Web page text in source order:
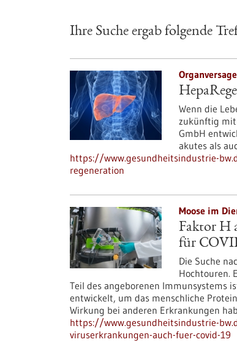
Ihre Suche ergab folgende
Wenn die
zukünftig mit
GmbH
akutes als
https://www.gesundheitsindustrie-
regeneration
Moose im
Faktor H
für
Die Suche
Hochtouren.
Teil des angeborenen Immunsystems
entwickelt, um das menschliche
Wirkung bei anderen Erkrankungen
https://www.gesundheitsindustrie-
viruserkrankungen-auch-fuer-covid-19